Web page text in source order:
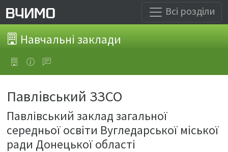
Всі розділи
Навчальні заклади
Павлівський ЗЗСО
Павлівський заклад загальної
середньої освіти Вугледарської міської
ради Донецької області